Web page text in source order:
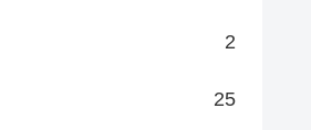
2
25